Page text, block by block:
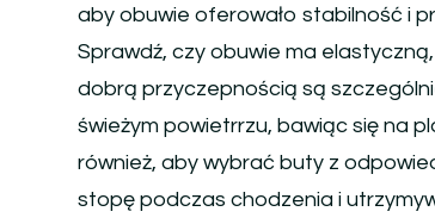
aby obuwie oferowało stabilność i
Sprawdź, czy obuwie ma
dobrą przyczepnością są
świeżym powietrrzu, bawiąc się na
również, aby wybrać buty z
stopę podczas chodzenia i